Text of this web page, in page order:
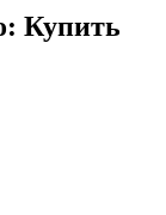
Купить